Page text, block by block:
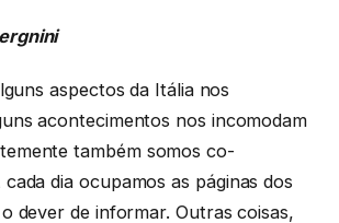
aspectos da Itália nos
acontecimentos nos incomodam
também somos co-
dia ocupamos as páginas dos
dever de informar. Outras coisas,